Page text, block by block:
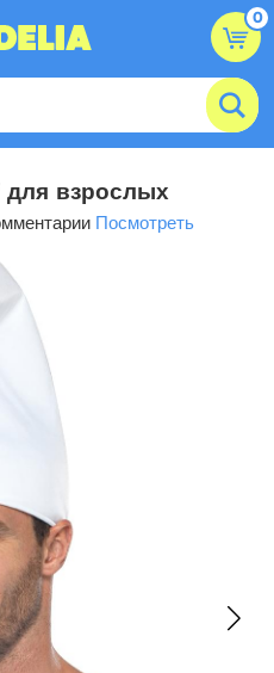
0
взрослых
Посмотреть